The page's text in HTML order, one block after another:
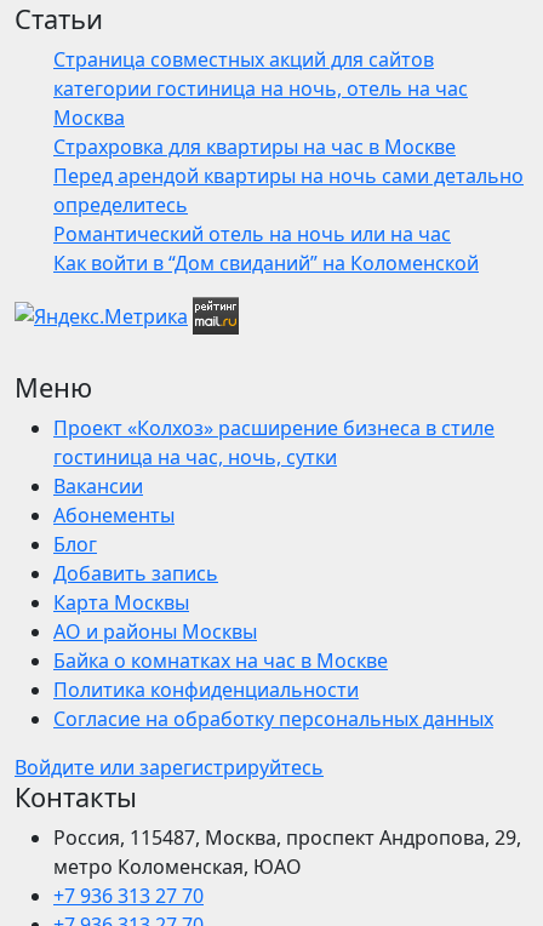
Статьи
Страница совместных акций для сайтов
категории гостиница на ночь, отель на час
Москва
Страхровка для квартиры на час в Москве
Перед арендой квартиры на ночь сами детально
определитесь
Романтический отель на ночь или на час
Как войти в “Дом свиданий” на Коломенской
Меню
Проект «Колхоз» расширение бизнеса в стиле
гостиница на час, ночь, сутки
Вакансии
Абонементы
Блог
Добавить запись
Карта Москвы
АО и районы Москвы
Байка о комнатках на час в Москве
Политика конфиденциальности
Согласие на обработку персональных данных
Войдите или зарегистрируйтесь
Контакты
Россия, 115487, Москва, проспект Андропова, 29,
метро Коломенская, ЮАО
+7 936 313 27 70